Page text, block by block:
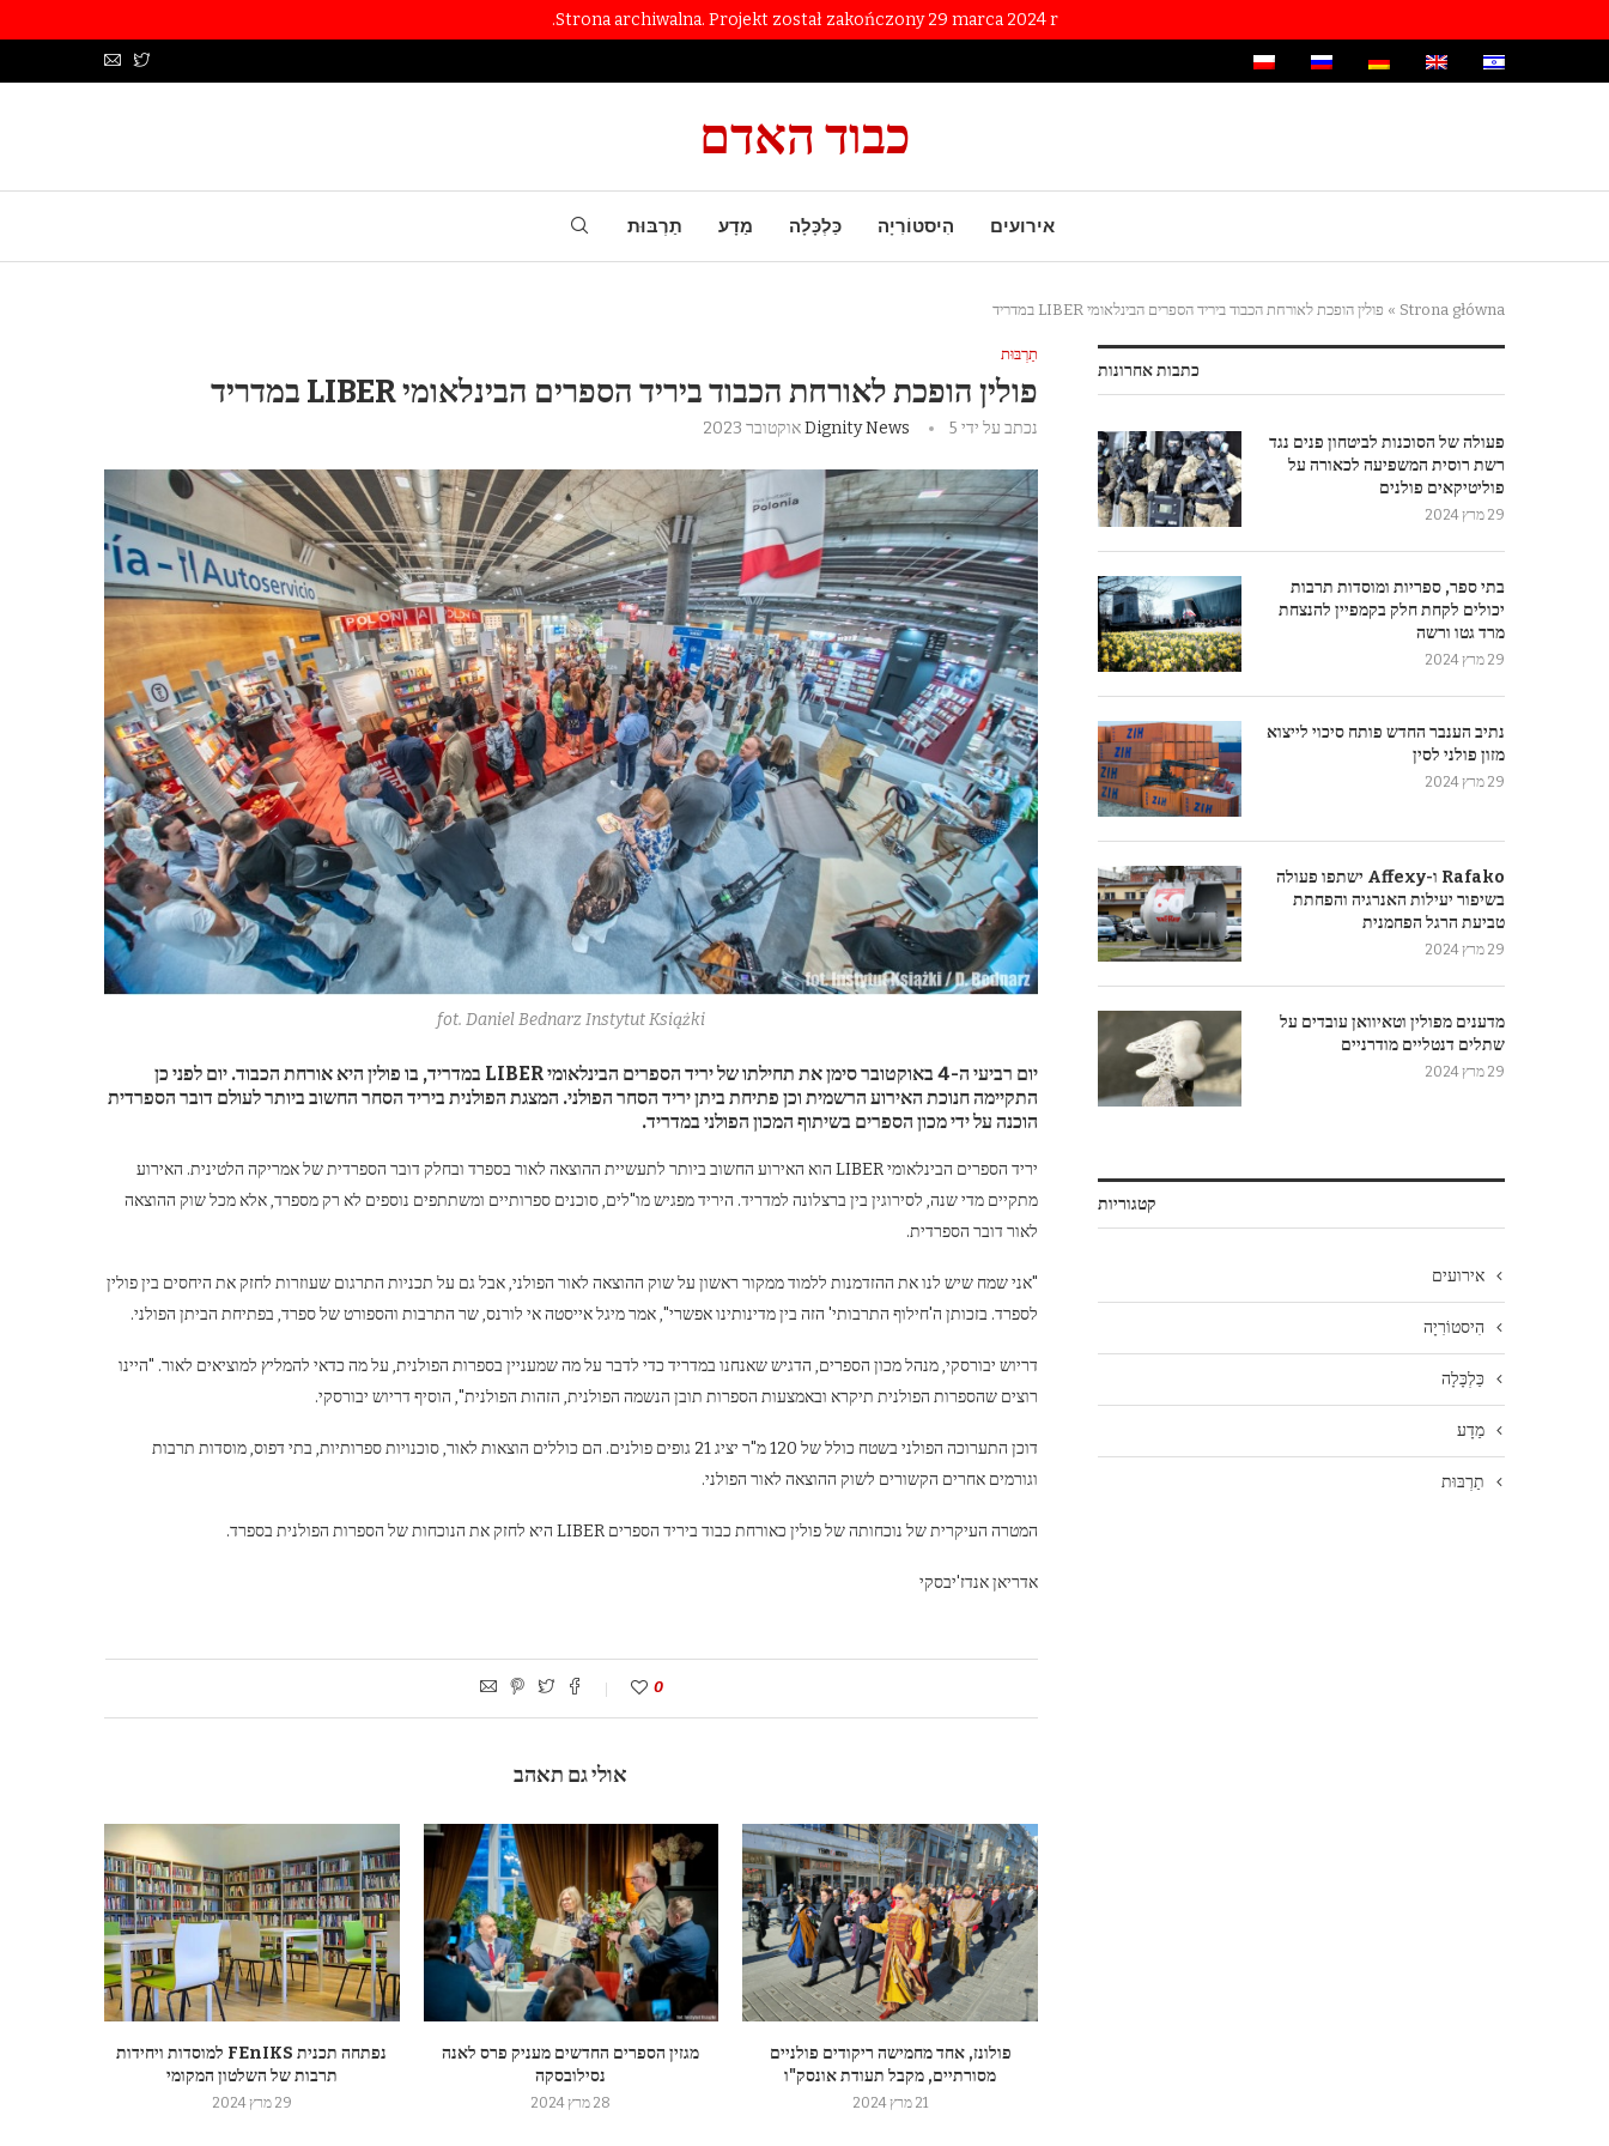
Strona archiwalna. Projekt został zakończony 29 marca 2024 r.
כבוד האדם
אירועים הִיסטוֹרִיָה כַּלְכָּלָה מַדָע תַרְבּוּת
Strona główna
» פולין הופכת לאורחת הכבוד ביריד הספרים הבינלאומי LIBER במדריד
תַרְבּוּת
פולין הופכת לאורחת הכבוד ביריד הספרים הבינלאומי LIBER במדריד
נכתב על ידי Dignity News 5 אוקטובר 2023
fot. Daniel Bednarz Instytut Książki
יום רביעי ה-4 באוקטובר סימן את תחילתו של יריד הספרים הבינלאומי LIBER במדריד, בו פולין היא אורחת הכבוד. יום לפני כן
התקיימה חנוכת האירוע הרשמית וכן פתיחת ביתן יריד הסחר הפולני. המצגת הפולנית ביריד הסחר החשוב ביותר לעולם דובר הספרדית
הוכנה על ידי מכון הספרים בשיתוף המכון הפולני במדריד.
יריד הספרים הבינלאומי LIBER הוא האירוע החשוב ביותר לתעשיית ההוצאה לאור בספרד ובחלק דובר הספרדית של אמריקה הלטינית. האירוע
מתקיים מדי שנה, לסירוגין בין ברצלונה למדריד. היריד מפגיש מו"לים, סוכנים ספרותיים ומשתתפים נוספים לא רק מספרד, אלא מכל שוק ההוצאה
לאור דובר הספרדית.
"אני שמח שיש לנו את ההזדמנות ללמוד ממקור ראשון על שוק ההוצאה לאור הפולני, אבל גם על תכניות התרגום שעוזרות לחזק את היחסים בין פולין
לספרד. בזכותן ה'חילוף התרבותי' הזה בין מדינותינו אפשרי", אמר מיגל אייסטה אי לורנס, שר התרבות והספורט של ספרד, בפתיחת הביתן הפולני.
דריוש יבורסקי, מנהל מכון הספרים, הדגיש שאנחנו במדריד כדי לדבר על מה שמעניין בספרות הפולנית, על מה כדאי להמליץ למוציאים לאור. "היינו
רוצים שהספרות הפולנית תיקרא ובאמצעות הספרות תובן הנשמה הפולנית, הזהות הפולנית", הוסיף דריוש יבורסקי.
דוכן התערוכה הפולני בשטח כולל של 120 מ"ר יציג 21 גופים פולנים. הם כוללים הוצאות לאור, סוכנויות ספרותיות, בתי דפוס, מוסדות תרבות
וגורמים אחרים הקשורים לשוק ההוצאה לאור הפולני.
המטרה העיקרית של נוכחותה של פולין כאורחת כבוד ביריד הספרים LIBER היא לחזק את הנוכחות של הספרות הפולנית בספרד.
אדריאן אנדז'יבסקי
0
אולי גם תאהב
נפתחה תכנית FEnIKS למוסדות ויחידות
תרבות של השלטון המקומי
29 מרץ 2024
מגזין הספרים החדשים מעניק פרס לאנה
נסילובסקה
28 מרץ 2024
פולונז, אחד מחמישה ריקודים פולניים
מסורתיים, מקבל תעודת אונסק"ו
21 מרץ 2024
כתבות אחרונות
פעולה של הסוכנות לביטחון פנים נגד
רשת רוסית המשפיעה לכאורה על
פוליטיקאים פולנים
29 מרץ 2024
בתי ספר, ספריות ומוסדות תרבות
יכולים לקחת חלק בקמפיין להנצחת
מרד גטו ורשה
29 מרץ 2024
נתיב הענבר החדש פותח סיכוי לייצוא
מזון פולני לסין
29 מרץ 2024
Rafako ו-Affexy ישתפו פעולה
בשיפור יעילות האנרגיה והפחתת
טביעת הרגל הפחמנית
29 מרץ 2024
מדענים מפולין וטאיוואן עובדים על
שתלים דנטליים מודרניים
29 מרץ 2024
קטגוריות
אירועים
הִיסטוֹרִיָה
כַּלְכָּלָה
מַדָע
תַרְבּוּת